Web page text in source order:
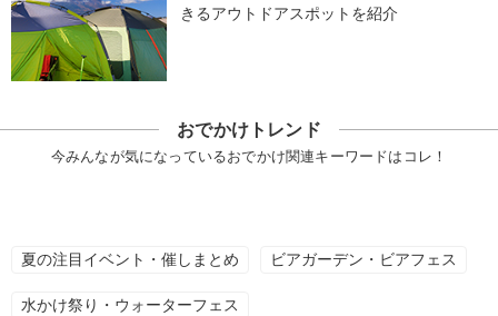
きるアウトドアスポットを紹介
おでかけトレンド
今みんなが気になっているおでかけ関連キーワードはコレ！
夏の注目イベント・催しまとめ ビアガーデン・ビアフェス
水かけ祭り・ウォーターフェス